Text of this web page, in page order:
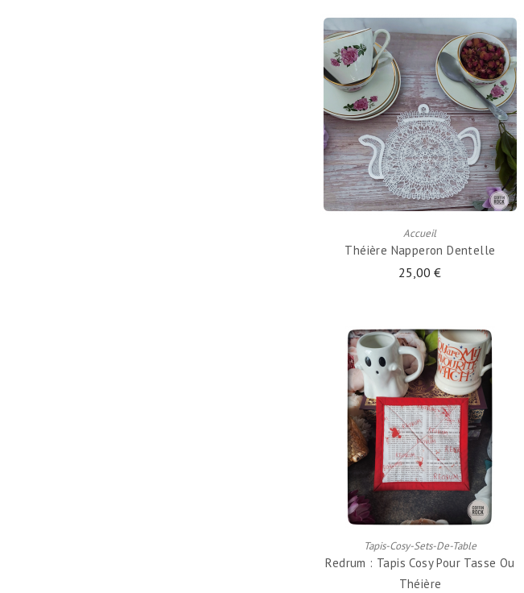
Accueil
Théière Napperon Dentelle
25,00 €
AJOUTER AU PANIER
Tapis-Cosy-Sets-De-Table
Redrum : Tapis Cosy Pour Tasse Ou
Théière
AJOUTER AU PANIER